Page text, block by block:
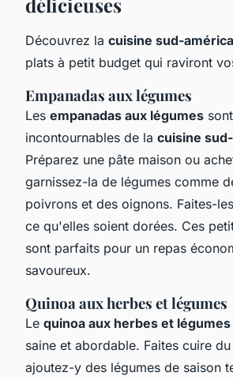
Découvrez la cuisine sud-
plats à petit budget qui raviront
Empanadas aux légumes
Les empanadas aux légumes
incontournables de la cuisine
Préparez une pâte maison ou
garnissez-la de légumes comme
poivrons et des oignons. Faites-
ce qu'elles soient dorées. Ces
sont parfaits pour un repas
savoureux.
Quinoa aux herbes et légumes
Le quinoa aux herbes et légumes
saine et abordable. Faites cuire
ajoutez-y des légumes de saison